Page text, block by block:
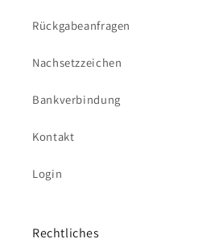
Rückgabeanfragen
Nachsetzzeichen
Bankverbindung
Kontakt
Login
Rechtliches